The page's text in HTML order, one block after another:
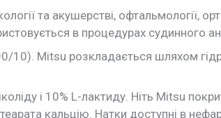
та акушерстві, офтальмології,
в процедурах судинного
10). Mitsu розкладається шляхом
і 10% L-лактиду. Ніть Mitsu
кальцію. Натки доступні в